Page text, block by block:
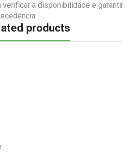
verificar a disponibilidade e garantir
products